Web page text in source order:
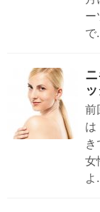
ー
で
前
は
き
女
よ